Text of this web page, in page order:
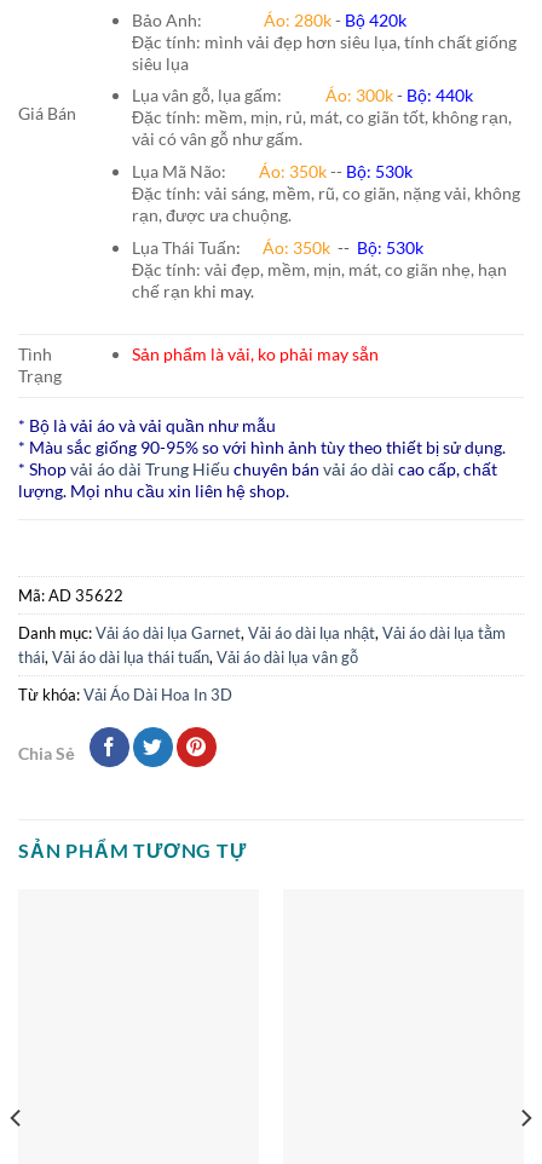
Giá Bán
Bảo Anh: Áo: 280k- Bộ 420k
Đặc tính: mình vải đẹp hơn siêu lụa, tính chất giống
siêu lụa
Lụa vân gỗ, lụa gấm: Áo: 300k- Bộ: 440k
Đặc tính: mềm, mịn, rủ, mát, co giãn tốt, không rạn,
vải có vân gỗ như gấm.
Lụa Mã Não: Áo: 350k-- Bộ: 530k
Đặc tính: vải sáng, mềm, rũ, co giãn, nặng vải, không
rạn, được ưa chuộng.
Lụa Thái Tuấn: Áo: 350k-- Bộ: 530k
Đặc tính: vải đẹp, mềm, mịn, mát, co giãn nhẹ, hạn
chế rạn khi may.
Tình
Trạng
Sản phẩm là vải, ko phải may sẵn
* Bộ là vải áo và vải quần như mẫu
* Màu sắc giống 90-95% so với hình ảnh tùy theo thiết bị sử dụng.
* Shopvải áo dài Trung Hiếu chuyên bán vải áo dài cao cấp, chất
lượng. Mọi nhu cầu xin liên hệ shop.
Mã:AD 35622
Danh mục:Vải áo dài lụa Garnet, Vải áo dài lụa nhật, Vải áo dài lụa tằm
thái, Vải áo dài lụa thái tuấn, Vải áo dài lụa vân gỗ
Từ khóa:Vải Áo Dài Hoa In 3D
Chia Sẻ
SẢN PHẨM TƯƠNG TỰ